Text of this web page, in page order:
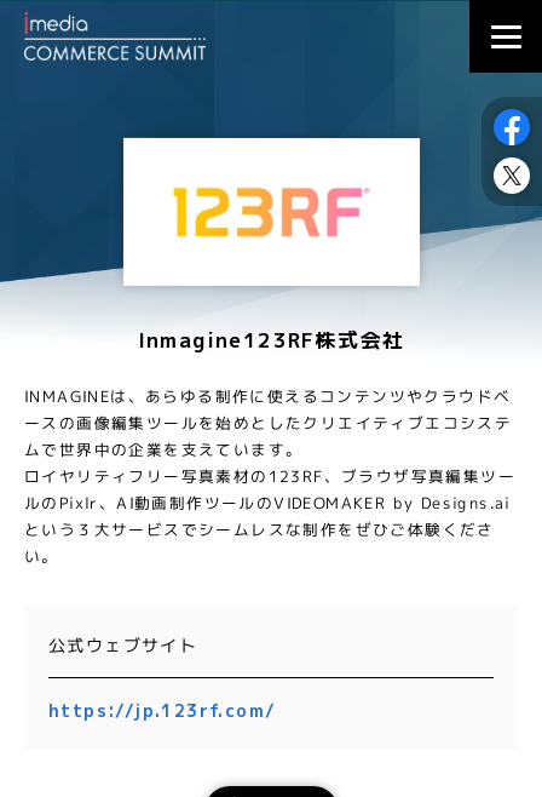
Inmagine123RF株式会社
INMAGINEは、あらゆる制作に使えるコンテンツやクラウドベ
ースの画像編集ツールを始めとしたクリエイティブエコシステ
ムで世界中の企業を支えています。
ロイヤリティフリー写真素材の123RF、ブラウザ写真編集ツー
ルのPixlr、AI動画制作ツールのVIDEOMAKER by Designs.ai
という３大サービスでシームレスな制作をぜひご体験くださ
い。
公式ウェブサイト
https://jp.123rf.com/